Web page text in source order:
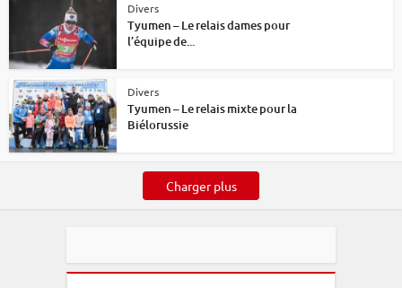
Divers
Tyumen – Le relais dames pour
l’équipe de...
Divers
Tyumen – Le relais mixte pour la
Biélorussie
Charger plus